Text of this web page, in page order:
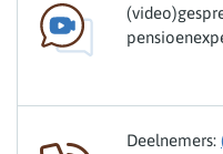
Deelnemers: